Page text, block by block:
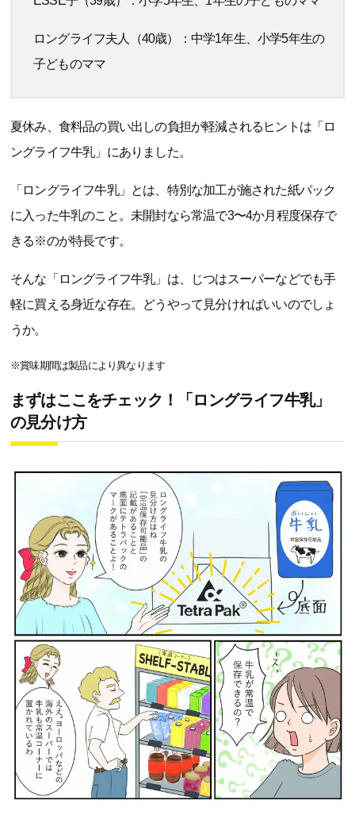
ロングライフ夫人（40歳）：中学1年生、小学5年生の
子どものママ
夏休み、食料品の買い出しの負担が軽減されるヒントは「ロ
ングライフ牛乳」にありました。
「ロングライフ牛乳」とは、特別な加工が施された紙パック
に入った牛乳のこと。未開封なら常温で3〜4か月程度保存で
きる※のが特長です。
そんな「ロングライフ牛乳」は、じつはスーパーなどでも手
軽に買える身近な存在。どうやって見分ければいいのでしょ
うか。
※賞味期間は製品により異なります
まずはここをチェック！「ロングライフ牛乳」
の見分け方